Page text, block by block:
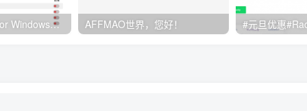
Clash订阅教程 For Windows中文使用图文教程 AFFMAO世界，您好！